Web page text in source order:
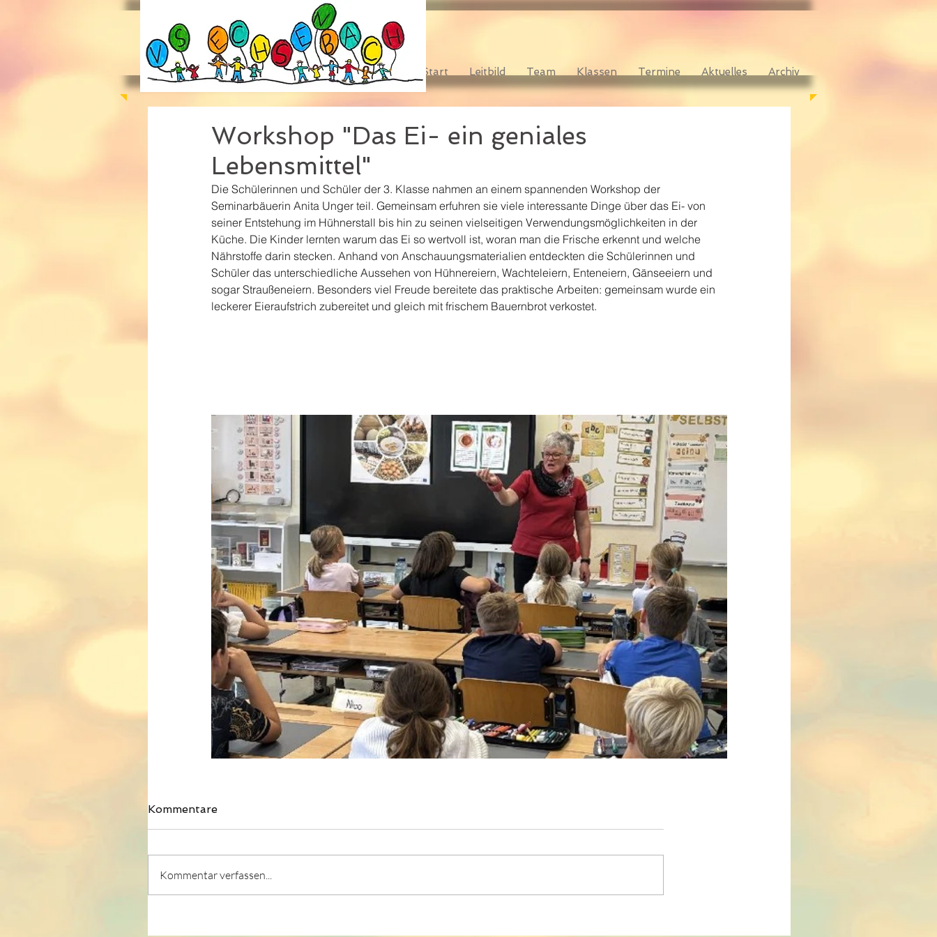
Start Leitbild Team Klassen Termine Aktuelles Archiv
Workshop "Das Ei- ein geniales
Lebensmittel"
Die Schülerinnen und Schüler der 3. Klasse nahmen an einem spannenden Workshop der
Seminarbäuerin Anita Unger teil. Gemeinsam erfuhren sie viele interessante Dinge über das Ei- von
seiner Entstehung im Hühnerstall bis hin zu seinen vielseitigen Verwendungsmöglichkeiten in der
Küche. Die Kinder lernten warum das Ei so wertvoll ist, woran man die Frische erkennt und welche
Nährstoffe darin stecken. Anhand von Anschauungsmaterialien entdeckten die Schülerinnen und
Schüler das unterschiedliche Aussehen von Hühnereiern, Wachteleiern, Enteneiern, Gänseeiern und
sogar Straußeneiern. Besonders viel Freude bereitete das praktische Arbeiten: gemeinsam wurde ein
leckerer Eieraufstrich zubereitet und gleich mit frischem Bauernbrot verkostet.
Kommentare
Kommentar verfassen...